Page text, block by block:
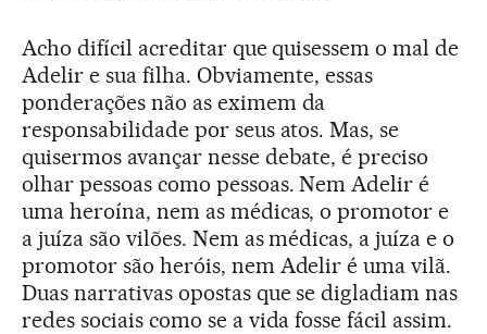
Acho difícil acreditar que quisessem o mal de
Adelir e sua filha. Obviamente, essas
ponderações não as eximem da
responsabilidade por seus atos. Mas, se
quisermos avançar nesse debate, é preciso
olhar pessoas como pessoas. Nem Adelir é
uma heroína, nem as médicas, o promotor e
a juíza são vilões. Nem as médicas, a juíza e o
promotor são heróis, nem Adelir é uma vilã.
Duas narrativas opostas que se digladiam nas
redes sociais como se a vida fosse fácil assim.